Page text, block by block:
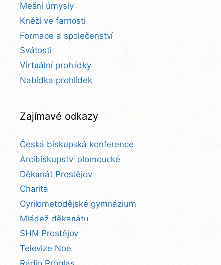
Mešní úmysly
Kněží ve farnosti
Formace a společenství
Svátosti
Virtuální prohlídky
Nabídka prohlídek
Zajímavé odkazy
Česká biskupská konference
Arcibiskupství olomoucké
Děkanát Prostějov
Charita
Cyrilometodějské gymnázium
Mládež děkanátu
SHM Prostějov
Televize Noe
Rádio Proglas